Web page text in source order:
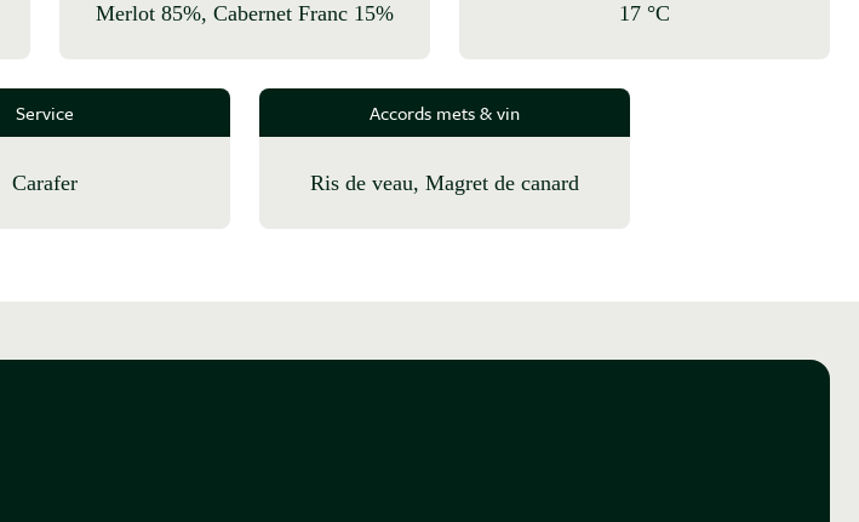
Merlot 85%, Cabernet Franc 15% 17 °C
Service
Carafer
Accords mets & vin
Ris de veau, Magret de canard